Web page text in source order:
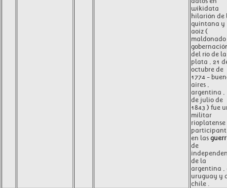
wikidata
hilarión de
quintana y
aoiz (
maldonado
del río de la
plata , 21
octubre de
1774 -
aires ,
argentina ,
de julio de
1843 ) fue
militar
rioplatense
en las
de
de la
argentina ,
uruguay y
chile .